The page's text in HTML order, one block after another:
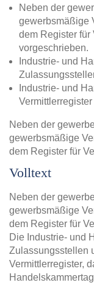
Neben der
gewerbsmäßige
dem Register für
vorgeschrieben.
Industrie- und
Industrie- und
Vermittlerregister
Neben der
gewerbsmäßige
dem Register für
Volltext
Neben der
gewerbsmäßige
dem Register für
Die Industrie- und
Zulassungsstellen
Vermittlerregister,